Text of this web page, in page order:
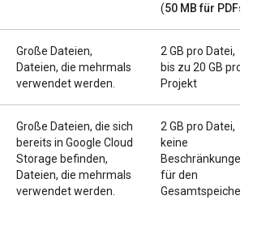
(50 MB für PDFs
Große Dateien,
Dateien, die mehrmals
verwendet werden.
2 GB pro Datei,
bis zu 20 GB pro
Projekt
Große Dateien, die sich
bereits in Google Cloud
Storage befinden,
Dateien, die mehrmals
verwendet werden.
2 GB pro Datei,
keine
Beschränkungen
für den
Gesamtspeicher